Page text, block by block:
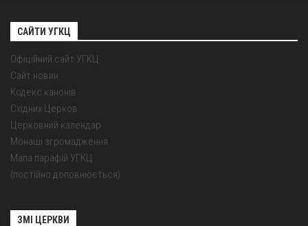
САЙТИ УГКЦ
Офіційний сайт УГКЦ
Сайт новин
Кодекс канонів
Східних Церков
Церковний календар
Монаші згромадження
Мапа парафій УГКЦ
(постійно доповнюється)
ЗМІ ЦЕРКВИ